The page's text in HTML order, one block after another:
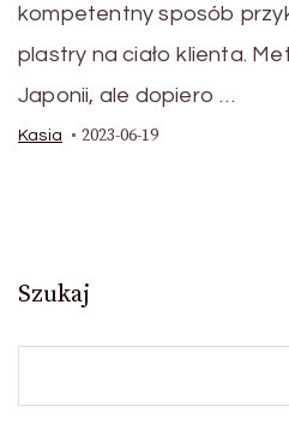
kompetentny sposób
plastry na ciało klienta.
Japonii, ale dopiero …
Kasia 2023-06-19
Szukaj